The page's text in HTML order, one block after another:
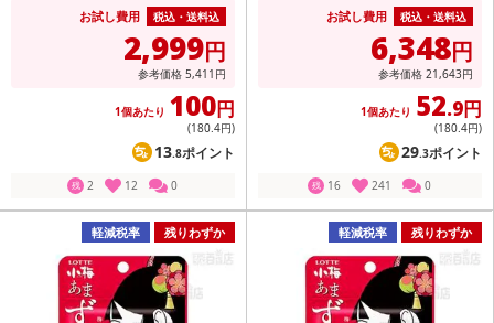
お試し費用 税込・送料込
2,999円
参考価格 5,411 円
1個あたり 100円
(180.4円)
13.8ポイント
残 2 12 0
お試し費用 税込・送料込
6,348円
参考価格 21,643円
1個あたり 52.9円
(180.4円)
29.3ポイント
残 16 241 0
軽減税率 残りわずか 軽減税率 残りわずか